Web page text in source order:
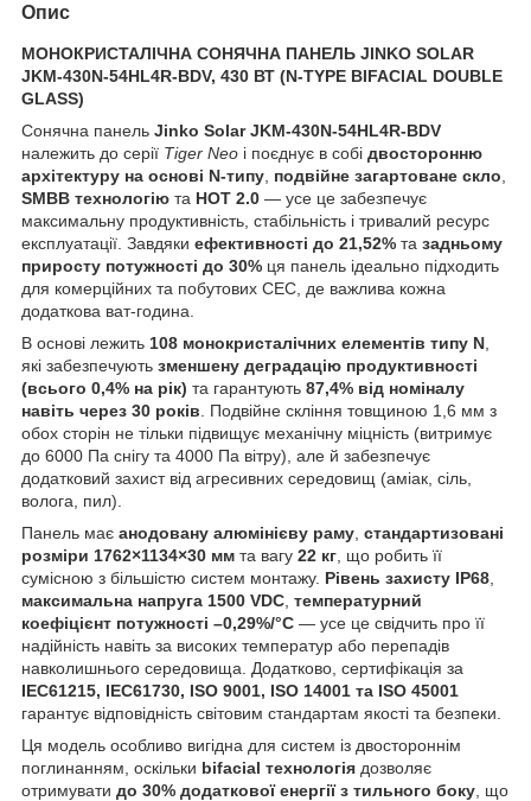
Опис
МОНОКРИСТАЛІЧНА СОНЯЧНА ПАНЕЛЬ JINKO SOLAR
JKM-430N-54HL4R-BDV, 430 ВТ (N-TYPE BIFACIAL DOUBLE
GLASS)
Сонячна панель Jinko Solar JKM-430N-54HL4R-BDV
належить до серії Tiger Neo і поєднує в собі двосторонню
архітектуру на основі N-типу подвійне загартоване скло
SMBB технологію та HOT 2.0 — усе це забезпечує
максимальну продуктивність, стабільність і тривалий ресурс
експлуатації. Завдяки ефективності до 21,52% та задньому
приросту потужності до 30% ця панель ідеально підходить
для комерційних та побутових СЕС, де важлива кожна
додаткова ват-година.
В основі лежить 108 монокристалічних елементів типу N
які забезпечують зменшену деградацію продуктивності
(всього 0,4% на рік) та гарантують 87,4% від номіналу
навіть через 30 років . Подвійне скління товщиною 1,6 мм з
обох сторін не тільки підвищує механічну міцність (витримує
до 6000 Па снігу та 4000 Па вітру), але й забезпечує
додатковий захист від агресивних середовищ (аміак, сіль,
волога, пил).
Панель має анодовану алюмінієву раму стандартизовані
розміри 1762×1134×30 мм та вагу 22 кг , що робить її
сумісною з більшістю систем монтажу. Рівень захисту IP68
максимальна напруга 1500 VDC температурний
коефіцієнт потужності –0,29%/°C — усе це свідчить про її
надійність навіть за високих температур або перепадів
навколишнього середовища. Додатково, сертифікація за
IEC61215, IEC61730, ISO 9001, ISO 14001 та ISO 45001
гарантує відповідність світовим стандартам якості та безпеки.
Ця модель особливо вигідна для систем із двостороннім
поглинанням, оскільки bifacial технологія дозволяє
отримувати до 30% додаткової енергії з тильного боку , що